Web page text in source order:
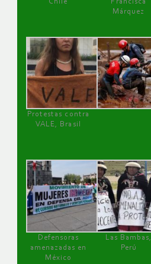
Márquez
Protestas contra
VALE, Brasil
Defensoras
amenazadas en
México
Las Bambas,
Perú